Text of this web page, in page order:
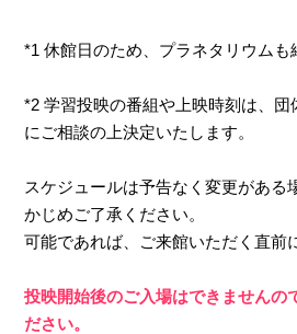
*1 休館日のため、プラネタリウムも
*2 学習投映の番組や上映時刻は、
にご相談の上決定いたします。
スケジュールは予告なく変更がある
かじめご了承ください。
可能であれば、ご来館いただく直前
投映開始後のご入場はできませんの
ださい。